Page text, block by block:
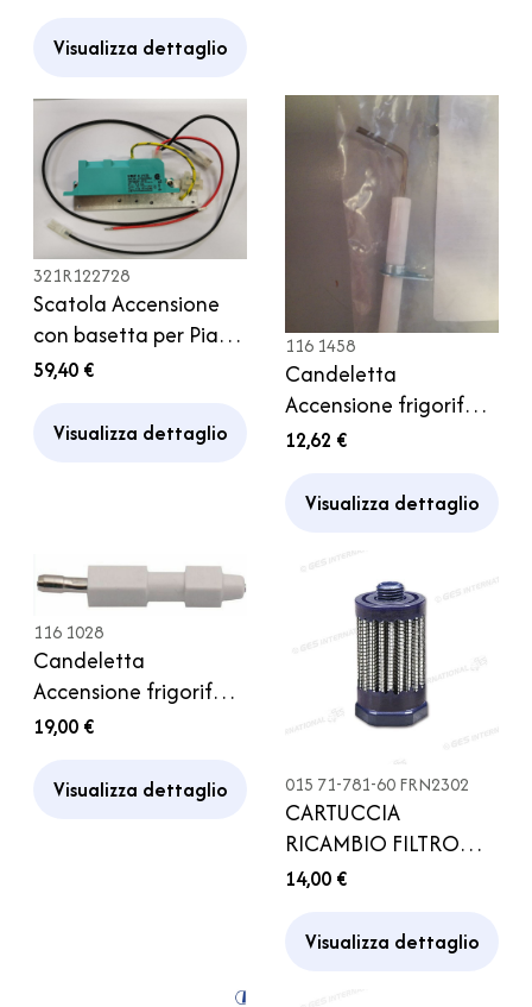
Visualizza dettaglio
321R122728
Scatola Accensione
con basetta per Piano
Cottura SMEV Serie
Caravan
59,40 €
Visualizza dettaglio
116 1458
Candeletta
Accensione frigorifero
RM 2601 frigor
12,62 €
Visualizza dettaglio
116 1028
Candeletta
Accensione frigorifero
RM Candela frigor
19,00 €
Visualizza dettaglio 015 71-781-60 FRN2302
CARTUCCIA
RICAMBIO FILTRO
GOK SEPARAZIONE
CARAMATIC CAMPER
14,00 €
Visualizza dettaglio